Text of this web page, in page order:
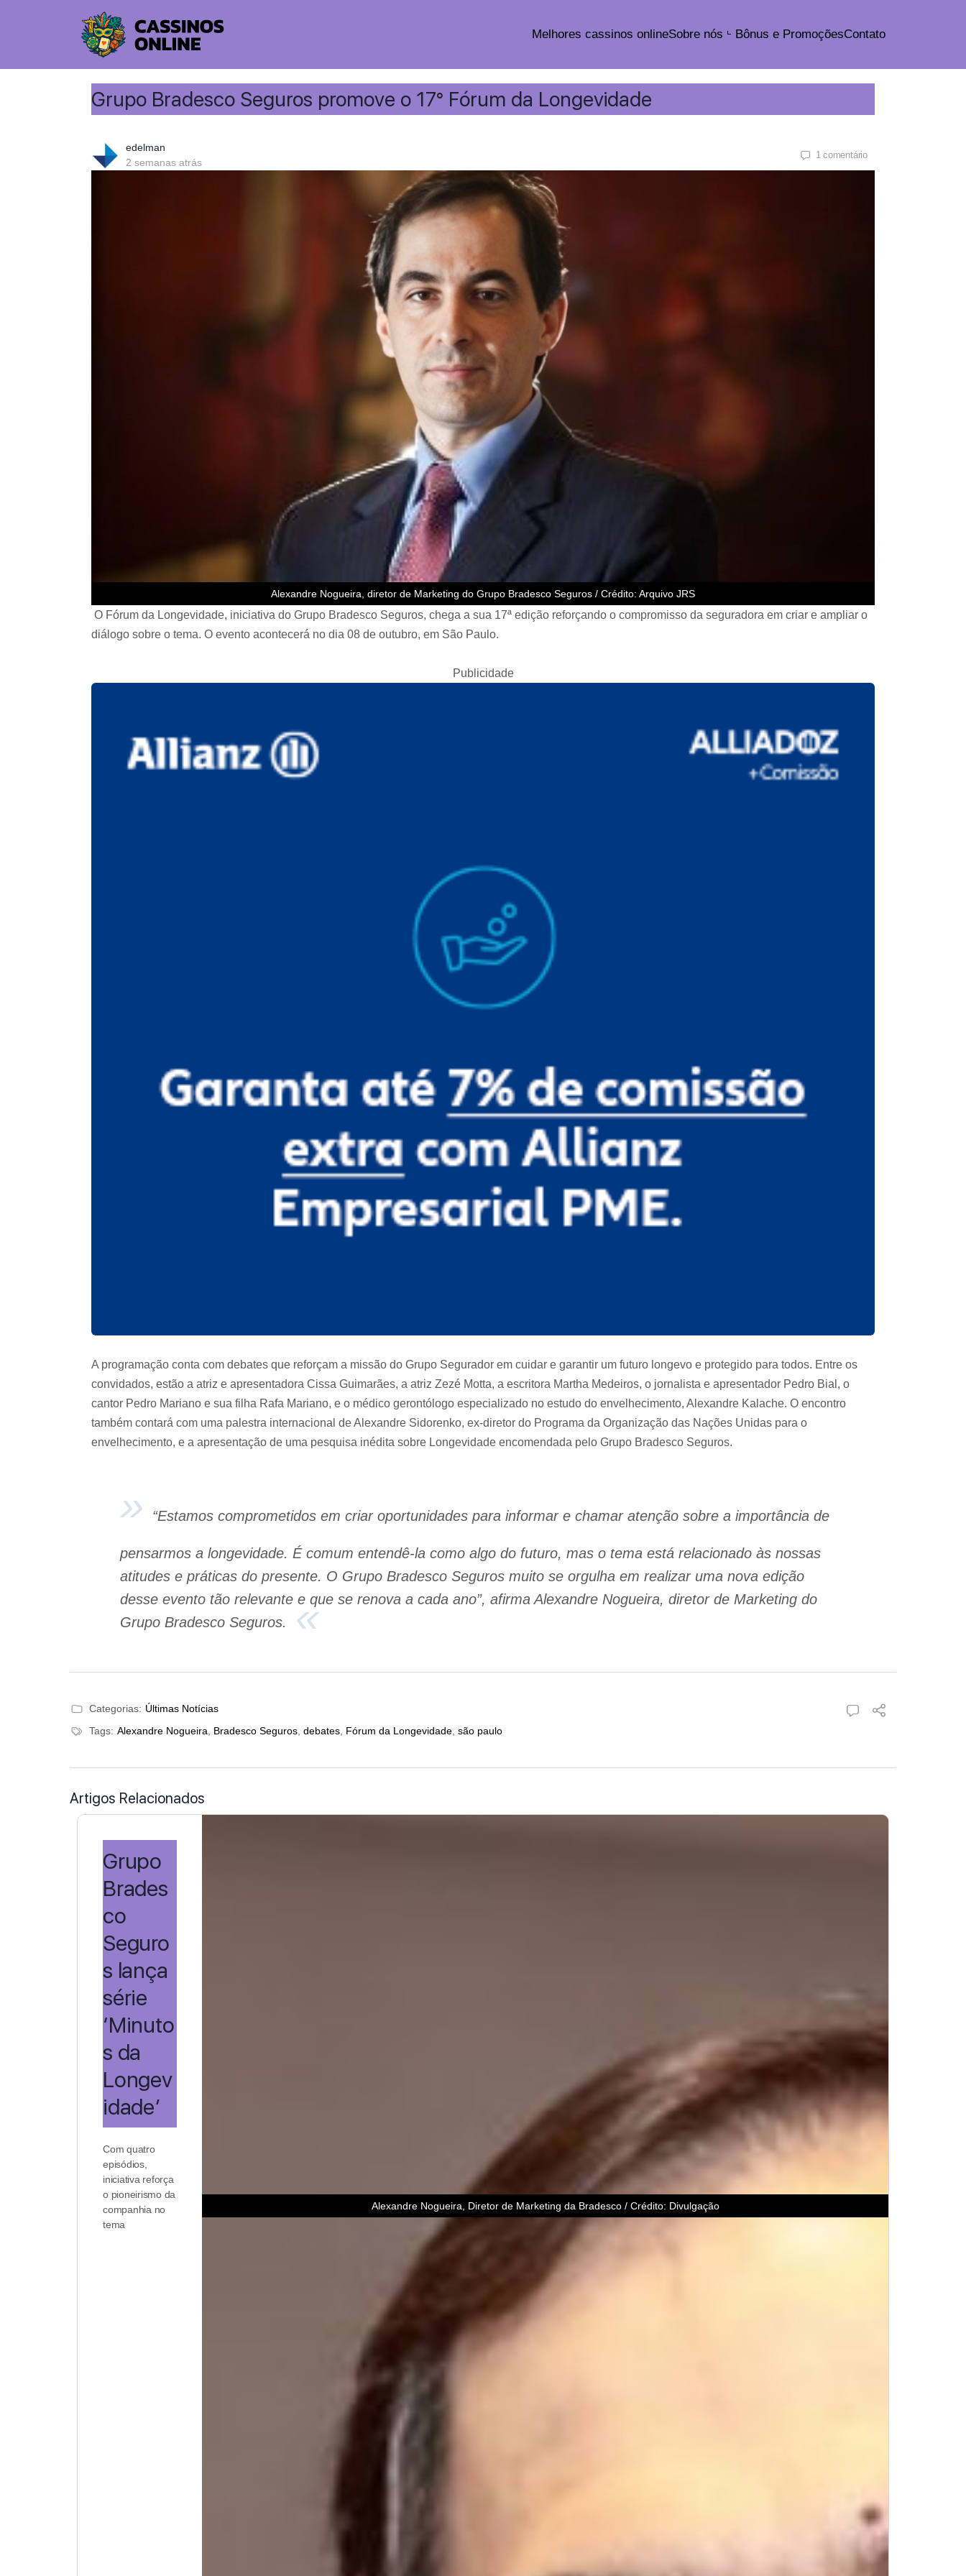
Melhores cassinos onlineSobre nós Bônus e PromoçõesContato
Grupo Bradesco Seguros promove o 17° Fórum da Longevidade
edelman
2 semanas atrás
1comentário
Alexandre Nogueira, diretor de Marketing do Grupo Bradesco Seguros / Crédito: Arquivo JRS
O Fórum da Longevidade, iniciativa do Grupo Bradesco Seguros, chega a sua 17ª edição reforçando o compromisso da seguradora em criar e ampliar o
diálogo sobre o tema. O evento acontecerá no dia 08 de outubro, em São Paulo.
Publicidade
A programação conta com debates que reforçam a missão do Grupo Segurador em cuidar e garantir um futuro longevo e protegido para todos. Entre os
convidados, estão a atriz e apresentadora Cissa Guimarães, a atriz Zezé Motta, a escritora Martha Medeiros, o jornalista e apresentador Pedro Bial, o
cantor Pedro Mariano e sua filha Rafa Mariano, e o médico gerontólogo especializado no estudo do envelhecimento, Alexandre Kalache. O encontro
também contará com uma palestra internacional de Alexandre Sidorenko, ex-diretor do Programa da Organização das Nações Unidas para o
envelhecimento, e a apresentação de uma pesquisa inédita sobre Longevidade encomendada pelo Grupo Bradesco Seguros.
“Estamos comprometidos em criar oportunidades para informar e chamar atenção sobre a importância de
pensarmos a longevidade. É comum entendê-la como algo do futuro, mas o tema está relacionado às nossas
atitudes e práticas do presente. O Grupo Bradesco Seguros muito se orgulha em realizar uma nova edição
desse evento tão relevante e que se renova a cada ano”, afirma Alexandre Nogueira, diretor de Marketing do
Grupo Bradesco Seguros.
Categorias: Últimas Notícias
Tags: Alexandre Nogueira Bradesco Seguros debates Fórum da Longevidade são paulo
Artigos Relacionados
Alexandre Nogueira, Diretor de Marketing da Bradesco / Crédito: Divulgação
Grupo
Brades
co
Seguro
s lança
série
‘Minuto
s da
Longev
idade’
Com quatro
episódios,
iniciativa reforça
o pioneirismo da
companhia no
tema